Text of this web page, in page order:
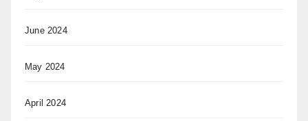
June 2024
May 2024
April 2024